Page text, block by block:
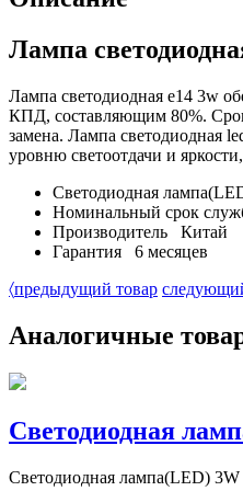
Лампа
Лампа светодиодная e14 3w
КПД, составляющим 80%. Срок
замена. Лампа светодиодная
уровню светоотдачи и
Светодиодная
Номинальный срок
Производитель Китай
Гарантия 6 месяцев
〈предыдущий товар
Аналогичные
Светодиодная
Светодиодная лампа(LED)